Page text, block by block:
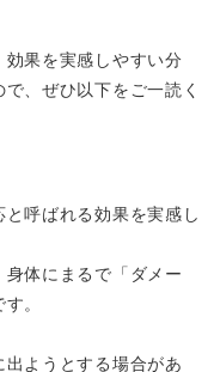
果を実感しやすい分
、ぜひ以下をご一読く
呼ばれる効果を実感し
体にまるで「ダメー
。
ようとする場合があ